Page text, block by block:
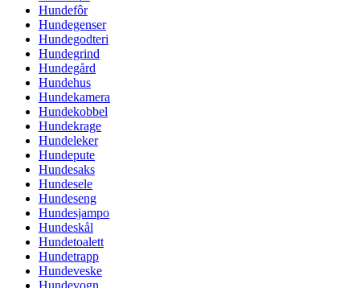
Hundefôr
Hundegenser
Hundegodteri
Hundegrind
Hundegård
Hundehus
Hundekamera
Hundekobbel
Hundekrage
Hundeleker
Hundepute
Hundesaks
Hundesele
Hundeseng
Hundesjampo
Hundeskål
Hundetoalett
Hundetrapp
Hundeveske
Hundevogn